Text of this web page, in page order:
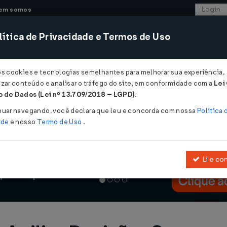
somos
CONSULTORIA SISTEMAS COMÉRCIO
de Privacidade e Termos de Uso
cookies e tecnologias semelhantes para melhorar sua experiência,
conteúdo e analisar o tráfego do site, em conformidade com a Lei
de Dados (Lei nº 13.709/2018 – LGPD).
navegando, você declara que leu e concorda com nossa Política
e nosso Termo de Uso .
Li e